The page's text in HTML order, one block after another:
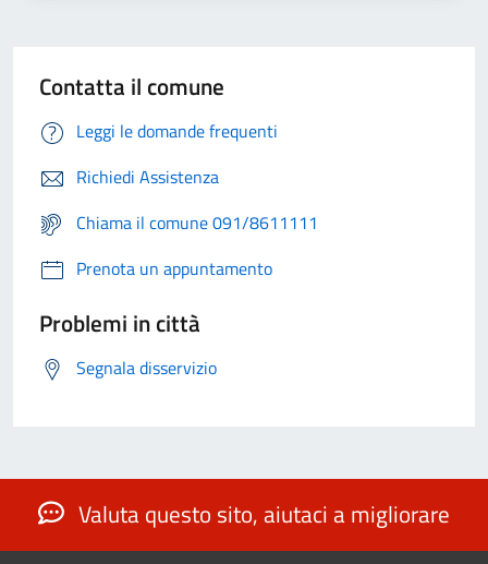
Contatta il comune
Leggi le domande frequenti
Richiedi Assistenza
Chiama il comune 091/8611111
Prenota un appuntamento
Problemi in città
Segnala disservizio
Valuta questo sito, aiutaci a migliorare